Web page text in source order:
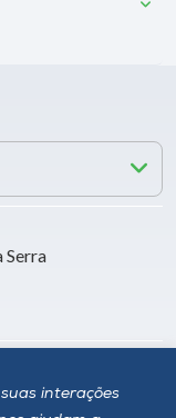
interações
Serra